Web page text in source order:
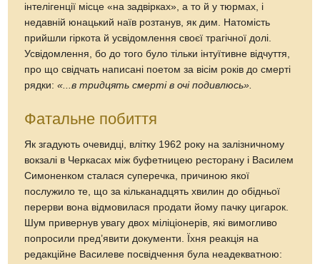
інтелігенції місце «на задвірках», а то й у тюрмах, і
недавній юнацький наїв розтанув, як дим. Натомість
прийшли гіркота й усвідомлення своєї трагічної долі.
Усвідомлення, бо до того було тільки інтуїтивне відчуття,
про що свідчать написані поетом за вісім років до смерті
рядки:«...в тридцять смерті в очі подивлюсь».
Фатальне побиття
Як згадують очевидці, влітку 1962 року на залізничному
вокзалі в Черкасах між буфетницею ресторану і Василем
Симоненком сталася суперечка, причиною якої
послужило те, що за кільканадцять хвилин до обідньої
перерви вона відмовилася продати йому пачку цигарок.
Шум привернув увагу двох міліціонерів, які вимогливо
попросили пред’явити документи. Їхня реакція на
редакційне Василеве посвідчення була неадекватною: